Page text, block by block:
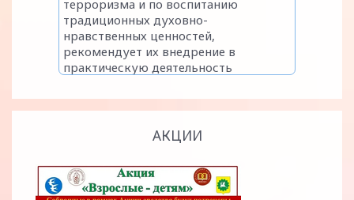
АКЦИИ